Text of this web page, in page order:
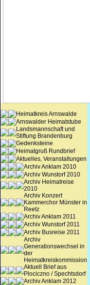
Heimatkreis Arnswalde
Arnswalder Heimatstube
Landsmannschaft und
Stiftung Brandenburg
Gedenksteine
Heimatgruß Rundbrief
Aktuelles, Veranstaltungen
Archiv Anklam 2010
Archiv Wunstorf 2010
Archiv Heimatreise
2010
Archiv Konzert
Kammerchor Münster in
Reetz
Archiv Anklam 2011
Archiv Wunstorf 2011
Archiv Busreise 2011
Archiv
Generationswechsel in
der
Heimatkreiskommission
Aktuell Brief aus
Plociczno / Spechtsdorf
Archiv Anklam 2012